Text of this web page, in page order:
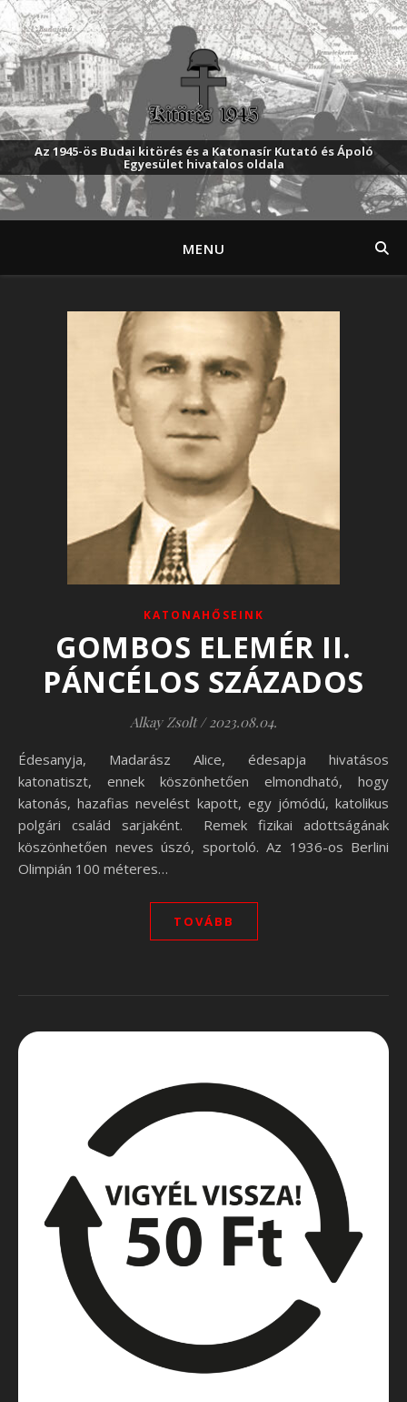
Az 1945-ös Budai kitörés és a Katonasír Kutató és Ápoló
Egyesület hivatalos oldala
MENU
KATONAHŐSEINK
GOMBOS ELEMÉR II.
PÁNCÉLOS SZÁZADOS
Alkay Zsolt / 2023.08.04.
Édesanyja, Madarász Alice, édesapja hivatásos
katonatiszt, ennek köszönhetően elmondható, hogy
katonás, hazafias nevelést kapott, egy jómódú, katolikus
polgári család sarjaként. Remek fizikai adottságának
köszönhetően neves úszó, sportoló. Az 1936-os Berlini
Olimpián 100 méteres…
TOVÁBB